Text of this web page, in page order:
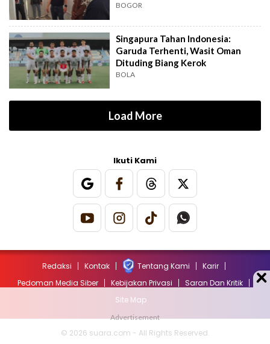
BOGOR
Singapura Tahan Indonesia:
Garuda Terhenti, Wasit Oman
Dituding Biang Kerok
BOLA
Load More
Ikuti Kami
Redaksi Kontak Tentang Kami
Karir
Pedoman Media Siber
Kebijakan Privasi
Saran Dan Kritik
Site Map
© 2026 suara.com - All Rights Reserved.